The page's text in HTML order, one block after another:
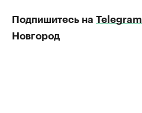
Подпишитесь на Telegram
Новгород